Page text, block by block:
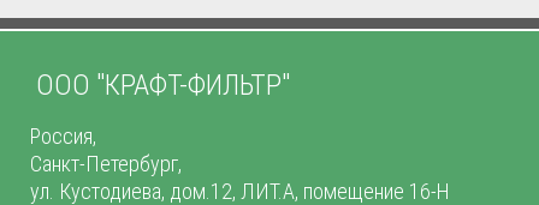
ООО "КРАФТ-ФИЛЬТР"
Россия,
Санкт-Петербург,
ул. Кустодиева, дом.12, ЛИТ.А, помещение 16-Н